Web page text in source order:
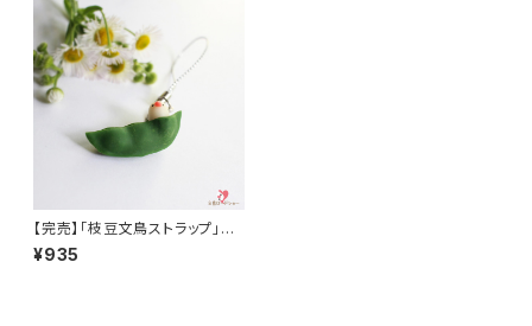
【完売】「枝豆文鳥ストラップ」ミ
ニチュア作家 mamimoon
¥935